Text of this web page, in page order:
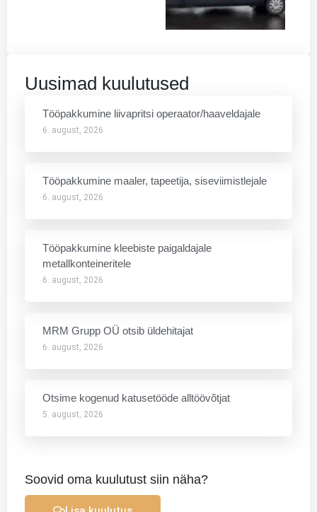
Uusimad kuulutused
Tööpakkumine liivapritsi operaator/haaveldajale
6. august, 2026
Tööpakkumine maaler, tapeetija, siseviimistlejale
6. august, 2026
Tööpakkumine kleebiste paigaldajale
metallkonteineritele
6. august, 2026
MRM Grupp OÜ otsib üldehitajat
6. august, 2026
Otsime kogenud katusetööde alltöövõtjat
5. august, 2026
Soovid oma kuulutust siin näha?